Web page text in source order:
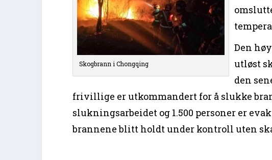
Skogbrann i Chongqing
Den
utløst
den
frivillige er utkommandert for å slukke
slukningsarbeidet og 1.500 personer er
brannene blitt holdt under kontroll uten